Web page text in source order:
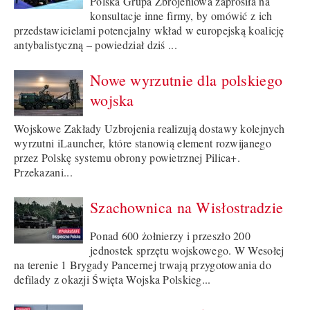
konsultacje inne firmy, by omówić z ich
przedstawicielami potencjalny wkład w europejską koalicję
antybalistyczną – powiedział dziś ...
Nowe wyrzutnie dla polskiego
wojska
Wojskowe Zakłady Uzbrojenia realizują dostawy kolejnych
wyrzutni iLauncher, które stanowią element rozwijanego
przez Polskę systemu obrony powietrznej Pilica+.
Przekazani...
Szachownica na Wisłostradzie
Ponad 600 żołnierzy i przeszło 200
jednostek sprzętu wojskowego. W Wesołej
na terenie 1 Brygady Pancernej trwają przygotowania do
defilady z okazji Święta Wojska Polskieg...